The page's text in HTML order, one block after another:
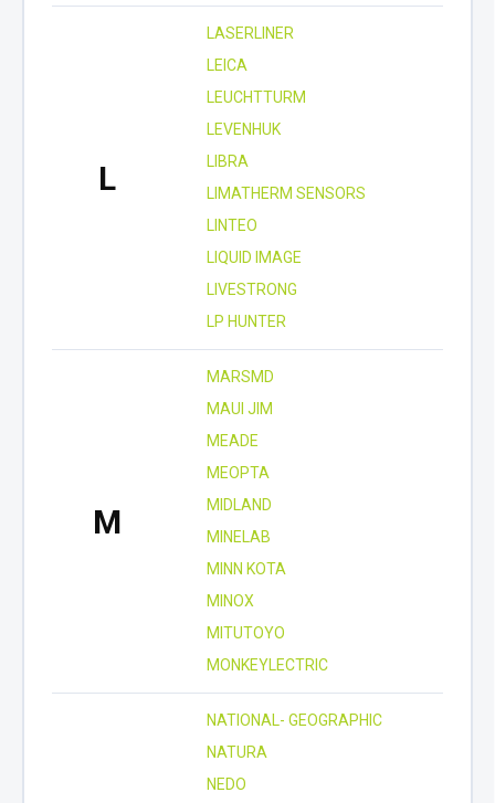
L
LASERLINER
LEICA
LEUCHTTURM
LEVENHUK
LIBRA
LIMATHERM SENSORS
LINTEO
LIQUID IMAGE
LIVESTRONG
LP HUNTER
M
MARSMD
MAUI JIM
MEADE
MEOPTA
MIDLAND
MINELAB
MINN KOTA
MINOX
MITUTOYO
MONKEYLECTRIC
NATIONAL- GEOGRAPHIC
NATURA
NEDO